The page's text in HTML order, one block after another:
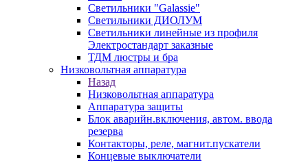
Светильники "Galassie"
Светильники ДИОЛУМ
Светильники линейные из профиля
Электростандарт заказные
ТДМ люстры и бра
Низковольтная аппаратура
Назад
Низковольтная аппаратура
Аппаратура защиты
Блок аварийн.включения, автом. ввода
резерва
Контакторы, реле, магнит.пускатели
Концевые выключатели